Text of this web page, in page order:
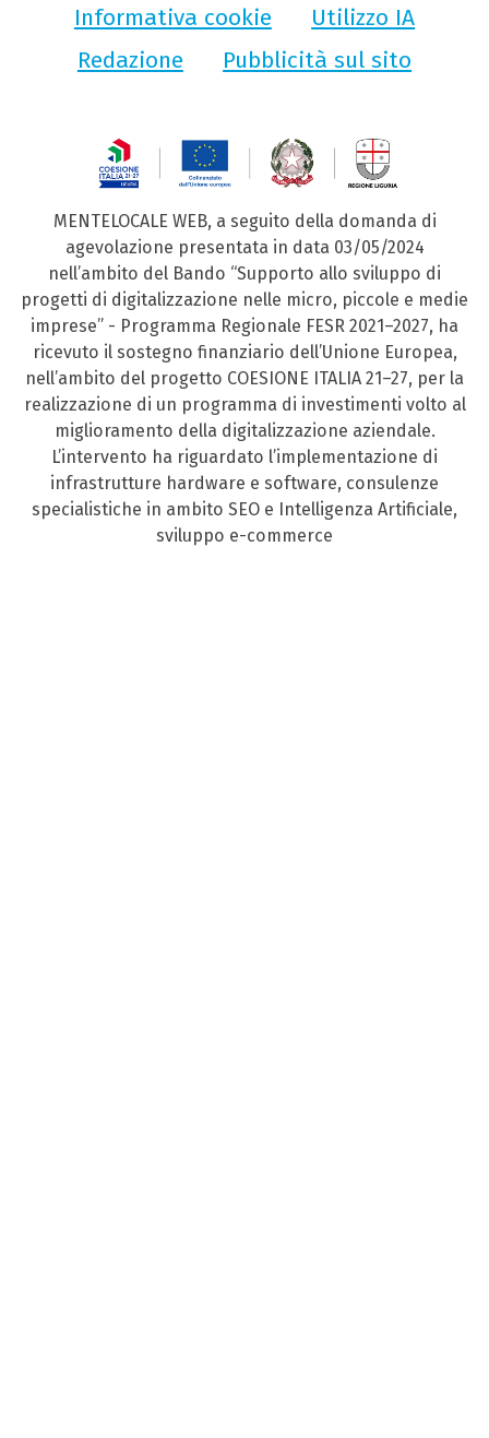
Informativa cookie
Utilizzo IA
Redazione
Pubblicità sul sito
MENTELOCALE WEB, a seguito della domanda di
agevolazione presentata in data 03/05/2024
nell’ambito del Bando “Supporto allo sviluppo di
progetti di digitalizzazione nelle micro, piccole e medie
imprese” - Programma Regionale FESR 2021–2027, ha
ricevuto il sostegno finanziario dell’Unione Europea,
nell’ambito del progetto COESIONE ITALIA 21–27, per la
realizzazione di un programma di investimenti volto al
miglioramento della digitalizzazione aziendale.
L’intervento ha riguardato l’implementazione di
infrastrutture hardware e software, consulenze
specialistiche in ambito SEO e Intelligenza Artificiale,
sviluppo e-commerce